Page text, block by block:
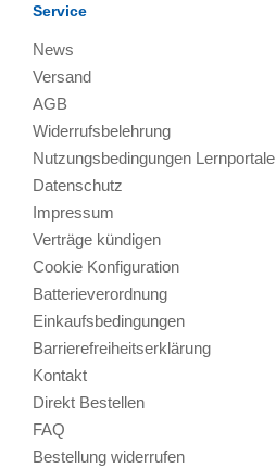
Service
News
Versand
AGB
Widerrufsbelehrung
Nutzungsbedingungen Lernportale
Datenschutz
Impressum
Verträge kündigen
Cookie Konfiguration
Batterieverordnung
Einkaufsbedingungen
Barrierefreiheitserklärung
Kontakt
Direkt Bestellen
FAQ
Bestellung widerrufen